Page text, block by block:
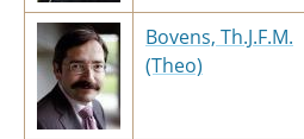
Bovens, Th.J.F.M.
(Theo)